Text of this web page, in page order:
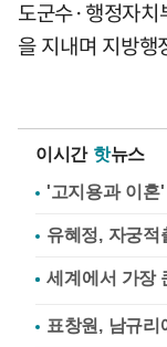
도군수·행정자
을 지내며 지방행
이시간 핫뉴스
'고지용과 이혼
유혜정, 자궁
표창원, 남규